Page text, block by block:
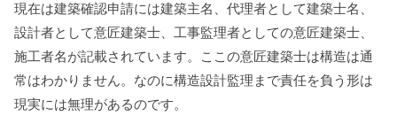
現在は建築確認申請には建築主名、代理者として建築士名、
設計者として意匠建築士、工事監理者としての意匠建築士、
施工者名が記載されています。ここの意匠建築士は構造は通
常はわかりません。なのに構造設計監理まで責任を負う形は
現実には無理があるのです。